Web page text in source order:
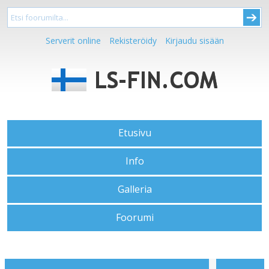
Serverit online Rekisteröidy Kirjaudu sisään
Etusivu
Info
Galleria
Foorumi